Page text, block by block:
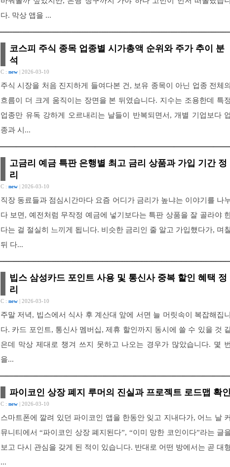
다. 막상 앱을 ...
코스피 주식 종목 업종별 시가총액 순위와 주가 추이 분
석
C : new | 2026-03-10
주식 시장을 처음 진지하게 들여다본 건, 보유 종목이 아닌 업종 전체의
흐름이 더 크게 움직이는 장면을 본 뒤였습니다. 지수는 조용한데 특정
업종만 유독 강하게 오르내리는 날들이 반복되면서, 개별 기업보다 업
종과 시...
고금리 예금 특판 은행별 최고 금리 상품과 가입 기간 정
리
C : new | 2026-03-10
직장 동료들과 점심시간마다 요즘 어디가 금리가 높냐는 이야기를 나
다 보면, 예전처럼 무작정 예금에 넣기보다는 특판 상품을 잘 골라야
다는 걸 절실히 느끼게 됩니다. 비슷한 금리인 줄 알고 가입했다가, 며칠
뒤 다...
빕스 삼성카드 포인트 사용 및 통신사 중복 할인 혜택 정
리
C : new | 2026-03-10
주말 저녁, 빕스에서 식사 후 계산대 앞에 서면 늘 머릿속이 복잡해집니
다. 카드 포인트, 통신사 멤버십, 제휴 할인까지 동시에 쓸 수 있을 것
은데 막상 제대로 챙겨 쓰지 못하고 나오는 경우가 많았습니다. 몇 번
을...
파이코인 상장 폐지 루머의 진실과 프로젝트 로드맵 확인
C : new | 2026-03-10
스마트폰에 깔려 있던 파이코인 앱을 한동안 잊고 지내다가, 어느 날 커
뮤니티에서 “파이코인 상장 폐지된다”, “이미 망한 코인이다”라는 글
보고 다시 관심을 갖게 된 적이 있습니다. 반대로 어떤 방에서는 곧 대형
...